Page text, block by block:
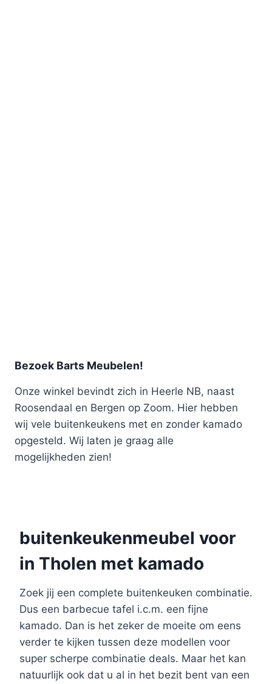
Bezoek Barts Meubelen!
Onze winkel bevindt zich in Heerle NB, naast
Roosendaal en Bergen op Zoom. Hier hebben
wij vele buitenkeukens met en zonder kamado
opgesteld. Wij laten je graag alle
mogelijkheden zien!
buitenkeukenmeubel voor
in Tholen met kamado
Zoek jij een complete buitenkeuken combinatie.
Dus een barbecue tafel i.c.m. een fijne
kamado. Dan is het zeker de moeite om eens
verder te kijken tussen deze modellen voor
super scherpe combinatie deals. Maar het kan
natuurlijk ook dat u al in het bezit bent van een